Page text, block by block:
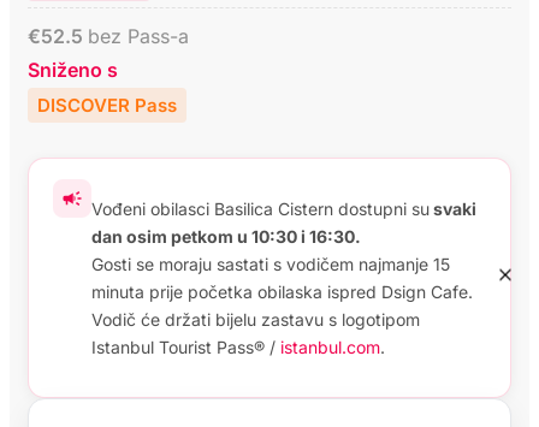
€52.5 bez Pass-a
Sniženo s
DISCOVER Pass
Vođeni obilasci Basilica Cistern dostupni susvaki
dan osim petkom u 10:30 i 16:30.
Gosti se moraju sastati s vodičem najmanje 15
minuta prije početka obilaska ispred Dsign Cafe.
Vodič će držati bijelu zastavu s logotipom
Istanbul Tourist Pass® / istanbul.com.